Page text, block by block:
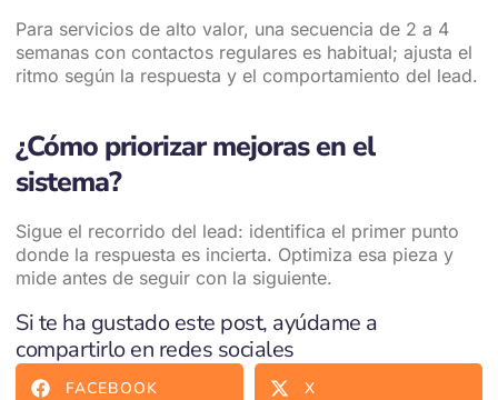
Para servicios de alto valor, una secuencia de 2 a 4
semanas con contactos regulares es habitual; ajusta el
ritmo según la respuesta y el comportamiento del lead.
¿Cómo priorizar mejoras en el
sistema?
Sigue el recorrido del lead: identifica el primer punto
donde la respuesta es incierta. Optimiza esa pieza y
mide antes de seguir con la siguiente.
Si te ha gustado este post, ayúdame a
compartirlo en redes sociales
FACEBOOK X